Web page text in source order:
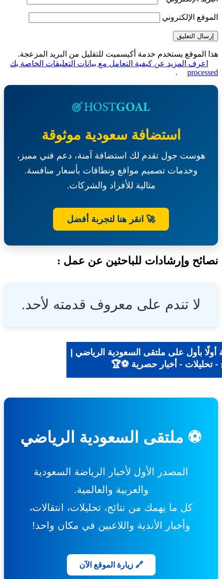
الإلكتروني
يستخدم خدمة أكيسميت للتقليل من البريد المزعجة.
المزيد عن كيفية التعامل مع بيانات التعليقات الخاصة بك
.
استضافة سعودية موثوقة
هوست جول تقدم لك استضافة آمنة، دعم فني مميز،
وخدمات تصميم مواقع ونطاقات بأسعار منافسة.
مثالية للأفراد والشركات.
🚀 انقر هنا لتجربة أفضل
وإرشادات للباحثين عن عمل :
لا تندم على معروف قدمته لأحد.
بأول على ملتقى السعودية الرياضي |
تحليلات - أخبار حصرية ⚽🏆
⚽ ملتقى السعودية الرياضي
المصدر الأول لأخبار الرياضة السعودية
والعربية والعالمية.
كل ما يهمك من نتائج، تحليلات، انتقالات،
وأخبار الأندية واللاعبين في مكان واحد!
🔗 زيارة الموقع الآن